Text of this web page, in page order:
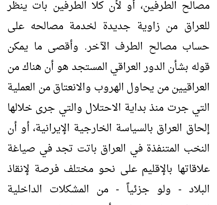
مصالح الطرفين، أو لأن كلا الطرفين بات ينظر
للعراق من زاوية جديدة لخدمة مصالحه على
حساب مصالح الطرف الآخر. وأقصى ما يمكن
قوله بشأن الدور العراقي المستجد هو أن هناك من
العراقيين من يحاول الهروب والانعتاق من العملية
التي جرت منذ بداية الاحتلال والتي جرى خلالها
إلحاق العراق بالسياسة الخارجية الإيرانية، أو أن
النخب المتنفذة في العراق باتت تجد في صياغة
علاقاتها بالإقليم على نحو مختلف فرصة لإنقاذ
البلاد - ولو جزئياً - من المشكلات الداخلية